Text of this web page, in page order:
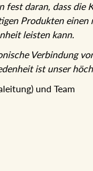
fest daran, dass
Produkten einen
leisten kann.
Verbindung
ist unser
und Team